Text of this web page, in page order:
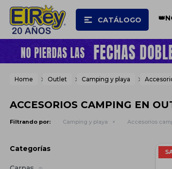
CATÁLOGO
Home Outlet Camping y playa
ACCESORIOS CAMPING EN
Filtrando por: Camping y playa Accesorios
Categorías